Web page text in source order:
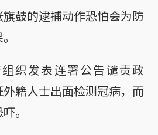
鼓的逮捕动作恐怕会为防
织发表连署公告谴责政
籍人士出面检测冠病，而
。